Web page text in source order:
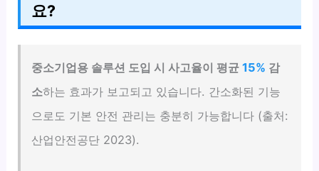
요?
중소기업용 솔루션 도입 시 사고율이 평균15% 감
소하는 효과가 보고되고 있습니다. 간소화된 기능
으로도 기본 안전 관리는 충분히 가능합니다 (출처:
산업안전공단 2023).